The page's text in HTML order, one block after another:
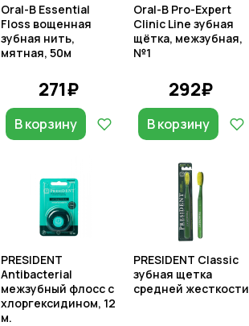
Oral-B Essential
Floss вощенная
зубная нить,
мятная, 50м
271₽
В корзину
Oral-B Pro-Expert
Clinic Line зубная
щётка, межзубная,
№1
292₽
В корзину
PRESIDENT
Antibacterial
межзубный флосс с
хлоргексидином, 12
м.
PRESIDENT Classic
зубная щетка
средней жесткости